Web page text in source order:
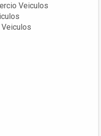
Veiculos
Veiculos